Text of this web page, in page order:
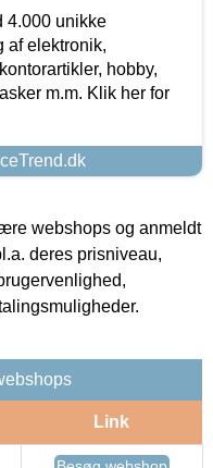
4.000 unikke
af elektronik,
hobby,
m.m. Klik her for
webshops og anmeldt
deres prisniveau,
Link